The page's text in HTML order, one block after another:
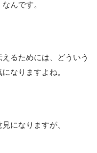
んです。
るためには、どういう
なりますよね。
になりますが、